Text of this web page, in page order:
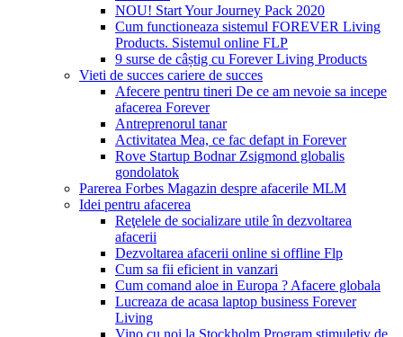
NOU! Start Your Journey Pack 2020
Cum functioneaza sistemul FOREVER Living
Products. Sistemul online FLP
9 surse de câștig cu Forever Living Products
Vieti de succes cariere de succes
Afecere pentru tineri De ce am nevoie sa incepe
afacerea Forever
Antreprenorul tanar
Activitatea Mea, ce fac defapt in Forever
Rove Startup Bodnar Zsigmond globalis
gondolatok
Parerea Forbes Magazin despre afacerile MLM
Idei pentru afacerea
Reţelele de socializare utile în dezvoltarea
afacerii
Dezvoltarea afacerii online si offline Flp
Cum sa fii eficient in vanzari
Cum comand aloe in Europa ? Afacere globala
Lucreaza de acasa laptop business Forever
Living
Vino cu noi la Stockholm Program stimuletiv de